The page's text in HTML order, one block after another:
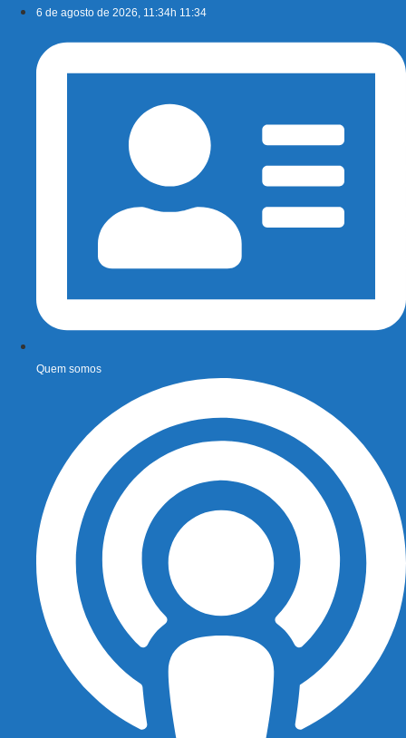
conteúdo
6 de agosto de 2026, 11:34h 11:34
Quem somos